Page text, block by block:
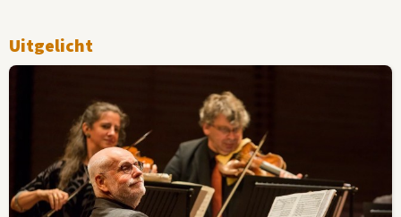
Uitgelicht